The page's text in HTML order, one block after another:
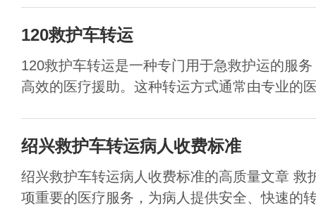
120救护车转运
120救护车转运是一种专门用于急救护运的服
高效的医疗援助。这种转运方式通常由专业的
绍兴救护车转运病人收费标准
绍兴救护车转运病人收费标准的高质量文章 救
项重要的医疗服务，为病人提供安全、快速的